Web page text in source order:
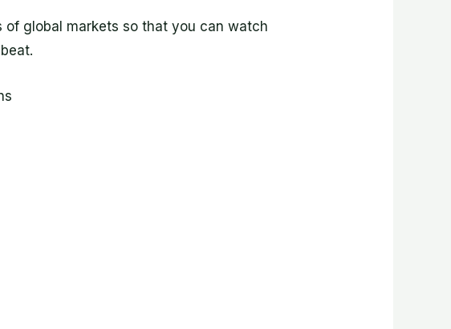
global markets so that you can watch